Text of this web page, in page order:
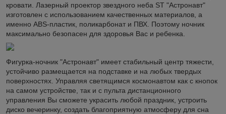
кровати. Лазерный проектор звездного неба ST "Астронавт"
изготовлен с использованием качественных материалов, а
именно АВЅ-пластик, поликарбонат и ПВХ. Поэтому ночник
максимально безопасен для здоровья Вас и ребенка.
Фигурка-ночник "Астронавт" имеет стабильный центр тяжести,
устойчиво размещается на подставке и на любых твердых
поверхностях. Управляя светящимся космонавтом как с кнопок
на самом устройстве, так и с пульта дистанционного
управления Вы сможете украсить любой праздник, устроить
диско вечеринку, создать благоприятную атмосферу для сна